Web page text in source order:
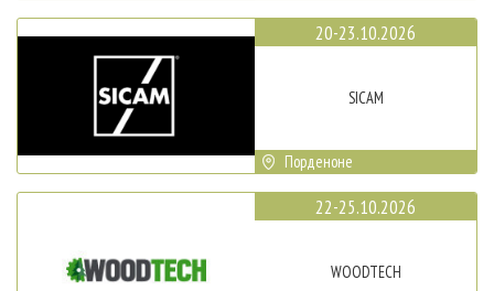
20-23.10.2026
SICAM
Порденоне
22-25.10.2026
WOODTECH